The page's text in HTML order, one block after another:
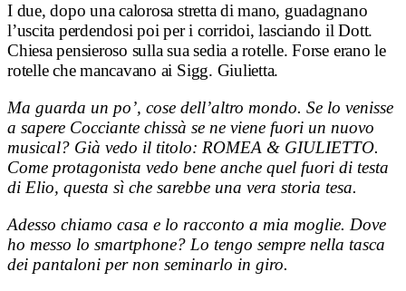
I due, dopo una calorosa stretta di mano, guadagnano
l’uscita perdendosi poi per i corridoi, lasciando il Dott.
Chiesa pensieroso sulla sua sedia a rotelle. Forse erano le
rotelle che mancavano ai Sigg. Giulietta.
Ma guarda un po’, cose dell’altro mondo. Se lo venisse
a sapere Cocciante chissà se ne viene fuori un nuovo
musical? Già vedo il titolo: ROMEA & GIULIETTO.
Come protagonista vedo bene anche quel fuori di testa
di Elio, questa sì che sarebbe una vera storia tesa.
Adesso chiamo casa e lo racconto a mia moglie. Dove
ho messo lo smartphone? Lo tengo sempre nella tasca
dei pantaloni per non seminarlo in giro.